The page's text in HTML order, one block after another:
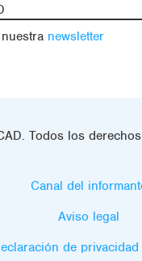
newsletter
Todos los
Canal del
Aviso legal
de privacidad